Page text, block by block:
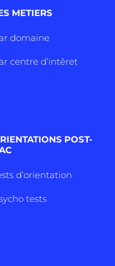
METIERS
domaine
centre d’intêret
POST-
d’orientation
tests